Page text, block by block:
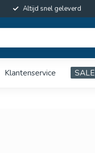
Altijd snel geleverd
Klantenservice SALE